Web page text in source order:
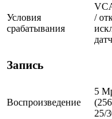
Условия
срабатывания
/
Запись
Воспроизведение
5
25/